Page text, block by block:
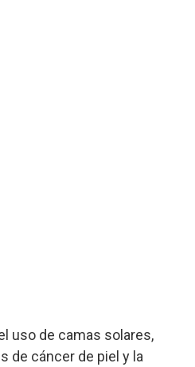
uso de camas solares,
de cáncer de piel y la